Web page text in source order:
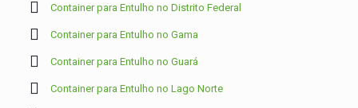
Container para Entulho no Distrito Federal
Container para Entulho no Gama
Container para Entulho no Guará
Container para Entulho no Lago Norte